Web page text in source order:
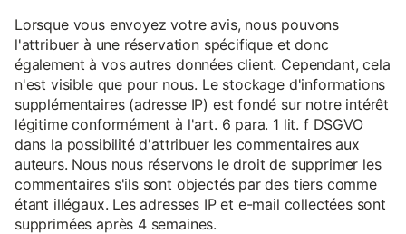
Lorsque vous envoyez votre avis, nous pouvons
l'attribuer à une réservation spécifique et donc
également à vos autres données client. Cependant, cela
n'est visible que pour nous. Le stockage d'informations
supplémentaires (adresse IP) est fondé sur notre intérêt
légitime conformément à l'art. 6 para. 1 lit. f DSGVO
dans la possibilité d'attribuer les commentaires aux
auteurs. Nous nous réservons le droit de supprimer les
commentaires s'ils sont objectés par des tiers comme
étant illégaux. Les adresses IP et e-mail collectées sont
supprimées après 4 semaines.